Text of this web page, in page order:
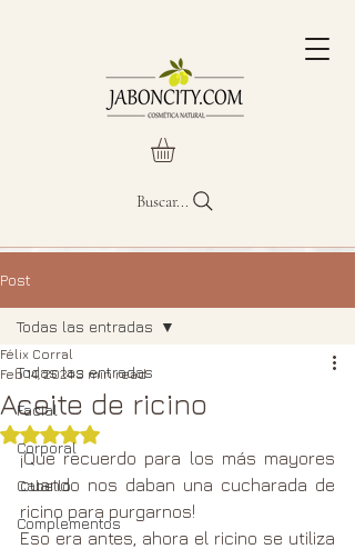
Buscar...
Post
Todas las entradas
Facial
Corporal
Cabello
Complementos
Todas las entradas
Aceite de ricino
Félix Corral
Feb 14, 2024 3 min read
Rated NaN out of 5 stars.
¡Que recuerdo para los más mayores
cuando nos daban una cucharada de
ricino para purgarnos!
Eso era antes, ahora el ricino se utiliza